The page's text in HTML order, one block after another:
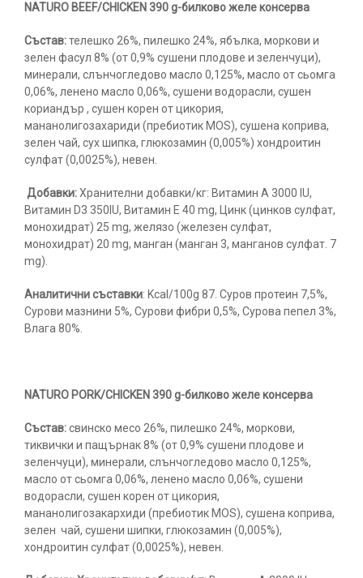
NATURO BEEF/CHICKEN 390 g-билково желе консерва
Състав:телешко 26%, пилешко 24%, ябълка, моркови и
зелен фасул 8% (от 0,9% сушени плодове и зеленчуци),
минерали, слънчогледово масло 0,125%, масло от сьомга
0,06%, ленено масло 0,06%, сушени водорасли, сушен
кориандър , сушен корен от цикория,
мананолигозахариди (пребиотик MOS), сушена коприва,
зелен чай, сух шипка, глюкозамин (0,005%) хондроитин
сулфат (0,0025%), невен.
Добавки:Хранителни добавки/кг: Витамин А 3000 IU,
Витамин D3 350IU, Витамин Е 40 mg, Цинк (цинков сулфат,
монохидрат) 25 mg, желязо (железен сулфат,
монохидрат) 20 mg, манган (манган 3, манганов сулфат. 7
mg).
Аналитични съставки: Kcal/100g 87. Суров протеин 7,5%,
Сурови мазнини 5%, Сурови фибри 0,5%, Сурова пепел 3%,
Влага 80%.
NATURO PORK/CHICKEN 390 g-билково желе консерва
Състав:свинско месо 26%, пилешко 24%, моркови,
тиквички и пащърнак 8% (от 0,9% сушени плодове и
зеленчуци), минерали, слънчогледово масло 0,125%,
масло от сьомга 0,06%, ленено масло 0,06%, сушени
водорасли, сушен корен от цикория,
мананолигозакархиди (пребиотик MOS), сушена коприва,
зелен чай, сушени шипки, глюкозамин (0,005%),
хондроитин сулфат (0,0025%), невен.